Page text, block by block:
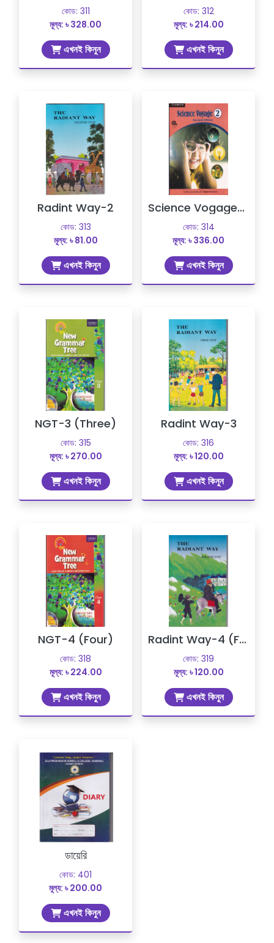
কোড: 311
মূল্য: ৳ 328.00
এখনই কিনুন
কোড: 312
মূল্য: ৳ 214.00
এখনই কিনুন
Radint Way-2
কোড: 313
মূল্য: ৳ 81.00
এখনই কিনুন
Science Vogage-2 (Two)
কোড: 314
মূল্য: ৳ 336.00
এখনই কিনুন
NGT-3 (Three)
কোড: 315
মূল্য: ৳ 270.00
এখনই কিনুন
Radint Way-3
কোড: 316
মূল্য: ৳ 120.00
এখনই কিনুন
NGT-4 (Four)
কোড: 318
মূল্য: ৳ 224.00
এখনই কিনুন
Radint Way-4 (Four)
কোড: 319
মূল্য: ৳ 120.00
এখনই কিনুন
ডায়েরি
কোড: 401
মূল্য: ৳ 200.00
এখনই কিনুন